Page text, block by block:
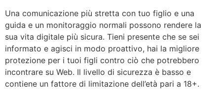
Una comunicazione più stretta con tuo figlio e una
guida e un monitoraggio normali possono rendere la
sua vita digitale più sicura. Tieni presente che se sei
informato e agisci in modo proattivo, hai la migliore
protezione per i tuoi figli contro ciò che potrebbero
incontrare su Web. Il livello di sicurezza è basso e
contiene un fattore di limitazione dell’età pari a 18+.